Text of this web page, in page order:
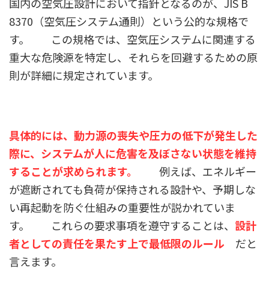
8370（空気圧システム通則）という公的な規格で
す。 この規格では、空気圧システムに関連する
重大な危険源を特定し、それらを回避するための原
則が詳細に規定されています。
具体的には、動力源の喪失や圧力の低下が発生した
際に、システムが人に危害を及ぼさない状態を維持
することが求められます。
例えば、エネルギー
が遮断されても負荷が保持される設計や、予期しな
い再起動を防ぐ仕組みの重要性が説かれていま
す。 これらの要求事項を遵守することは、 設計
者としての責任を果たす上で最低限のルール だと
言えます。